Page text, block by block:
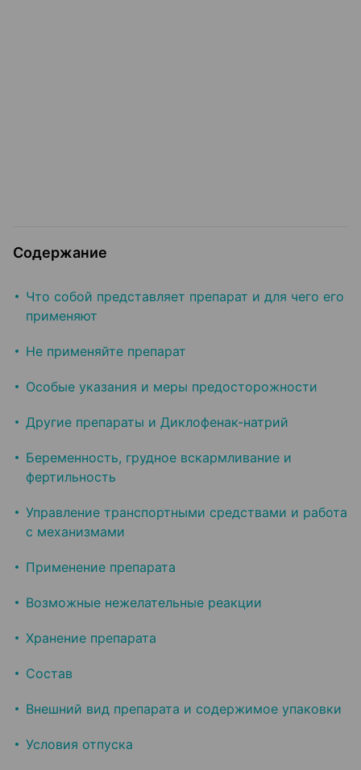
Содержание
Что собой представляет препарат и для чего его
применяют
Не применяйте препарат
Особые указания и меры предосторожности
Другие препараты и Диклофенак-натрий
Беременность, грудное вскармливание и
фертильность
Управление транспортными средствами и работа
с механизмами
Применение препарата
Возможные нежелательные реакции
Хранение препарата
Состав
Внешний вид препарата и содержимое упаковки
Условия отпуска